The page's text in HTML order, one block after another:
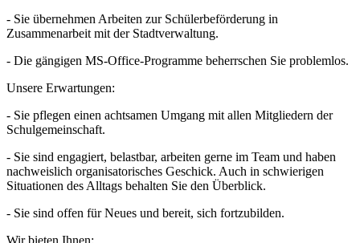
- Sie übernehmen Arbeiten zur Schülerbeförderung in
Zusammenarbeit mit der Stadtverwaltung.
- Die gängigen MS-Office-Programme beherrschen Sie problemlos.
Unsere Erwartungen:
- Sie pflegen einen achtsamen Umgang mit allen Mitgliedern der
Schulgemeinschaft.
- Sie sind engagiert, belastbar, arbeiten gerne im Team und haben
nachweislich organisatorisches Geschick. Auch in schwierigen
Situationen des Alltags behalten Sie den Überblick.
- Sie sind offen für Neues und bereit, sich fortzubilden.